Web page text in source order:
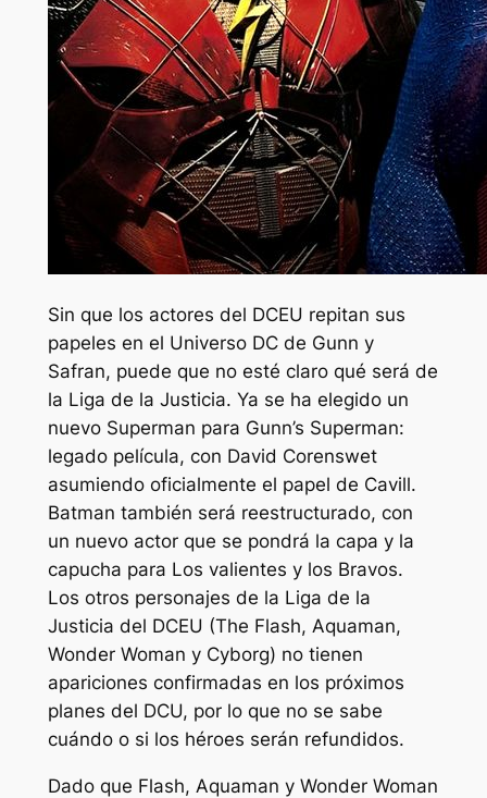
Sin que los actores del DCEU repitan sus
papeles en el Universo DC de Gunn y
Safran, puede que no esté claro qué será de
la Liga de la Justicia. Ya se ha elegido un
nuevo Superman para Gunn’s Superman:
legadopelícula, con David Corenswet
asumiendo oficialmente el papel de Cavill.
Batman también será reestructurado, con
un nuevo actor que se pondrá la capa y la
capucha para Los valientes y los Bravos.
Los otros personajes de la Liga de la
Justicia del DCEU (The Flash, Aquaman,
Wonder Woman y Cyborg) no tienen
apariciones confirmadas en los próximos
planes del DCU, por lo que no se sabe
cuándo o si los héroes serán refundidos.
Dado que Flash, Aquaman y Wonder Woman